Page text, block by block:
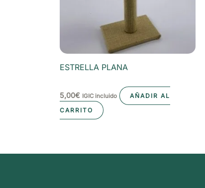
ESTRELLA PLANA
5,00€ IGIC incluido
AÑADIR AL
CARRITO